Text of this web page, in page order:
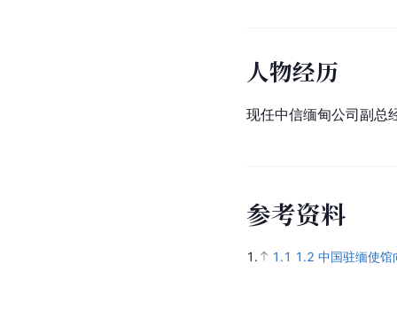
人物经历
现任中信缅甸公司副总
参考资料
1. 1.1 1.2 中国驻缅使馆